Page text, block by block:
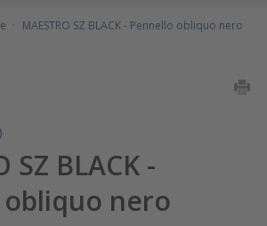
· MAESTRO SZ BLACK - Pennello obliquo nero
SZ BLACK -
nero